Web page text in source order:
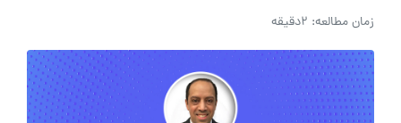
زمان مطالعه: 2دقیقه